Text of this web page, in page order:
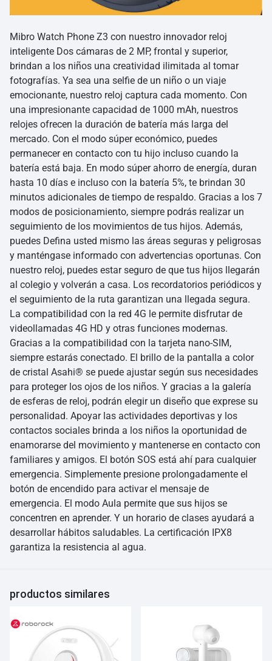
Mibro Watch Phone Z3 con nuestro innovador reloj
inteligente Dos cámaras de 2 MP, frontal y superior,
brindan a los niños una creatividad ilimitada al tomar
fotografías. Ya sea una selfie de un niño o un viaje
emocionante, nuestro reloj captura cada momento. Con
una impresionante capacidad de 1000 mAh, nuestros
relojes ofrecen la duración de batería más larga del
mercado. Con el modo súper económico, puedes
permanecer en contacto con tu hijo incluso cuando la
batería está baja. En modo súper ahorro de energía, duran
hasta 10 días e incluso con la batería 5%, te brindan 30
minutos adicionales de tiempo de respaldo. Gracias a los 7
modos de posicionamiento, siempre podrás realizar un
seguimiento de los movimientos de tus hijos. Además,
puedes Defina usted mismo las áreas seguras y peligrosas
y manténgase informado con advertencias oportunas. Con
nuestro reloj, puedes estar seguro de que tus hijos llegarán
al colegio y volverán a casa. Los recordatorios periódicos y
el seguimiento de la ruta garantizan una llegada segura.
La compatibilidad con la red 4G le permite disfrutar de
videollamadas 4G HD y otras funciones modernas.
Gracias a la compatibilidad con la tarjeta nano-SIM,
siempre estarás conectado. El brillo de la pantalla a color
de cristal Asahi® se puede ajustar según sus necesidades
para proteger los ojos de los niños. Y gracias a la galería
de esferas de reloj, podrán elegir un diseño que exprese su
personalidad. Apoyar las actividades deportivas y los
contactos sociales brinda a los niños la oportunidad de
enamorarse del movimiento y mantenerse en contacto con
familiares y amigos. El botón SOS está ahí para cualquier
emergencia. Simplemente presione prolongadamente el
botón de encendido para activar el mensaje de
emergencia. El modo Aula permite que sus hijos se
concentren en aprender. Y un horario de clases ayudará a
desarrollar hábitos saludables. La certificación IPX8
garantiza la resistencia al agua.
productos similares